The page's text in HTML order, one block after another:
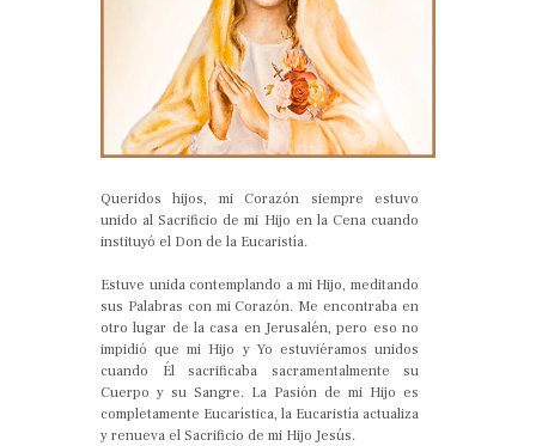
Queridos hijos, mi Corazón siempre estuvo
unido al Sacrificio de mi Hijo en la Cena cuando
instituyó el Don de la Eucaristía.
Estuve unida contemplando a mi Hijo, meditando
sus Palabras con mi Corazón. Me encontraba en
otro lugar de la casa en Jerusalén, pero eso no
impidió que mi Hijo y Yo estuviéramos unidos
cuando Él sacrificaba sacramentalmente su
Cuerpo y su Sangre. La Pasión de mi Hijo es
completamente Eucarística, la Eucaristía actualiza
y renueva el Sacrificio de mi Hijo Jesús.